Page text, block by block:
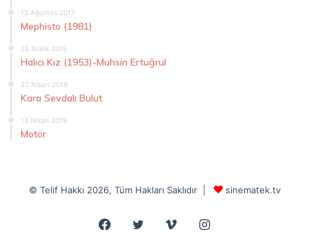
13 Ağustos 2017
Mephisto (1981)
25 Aralık 2015
Halıcı Kız (1953)-Muhsin Ertuğrul
22 Nisan 2019
Kara Sevdalı Bulut
13 Nisan 2019
Motör
© Telif Hakkı 2026, Tüm Hakları Saklıdır | sinematek.tv
Facebook
Twitter VimeoInstagram